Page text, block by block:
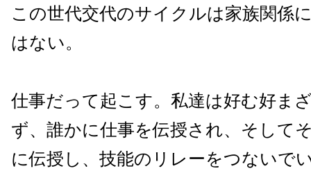
この世代交代のサイクルは家族関係
はない。
仕事だって起こす。私達は好む好ま
ず、誰かに仕事を伝授され、そして
に伝授し、技能のリレーをつないで